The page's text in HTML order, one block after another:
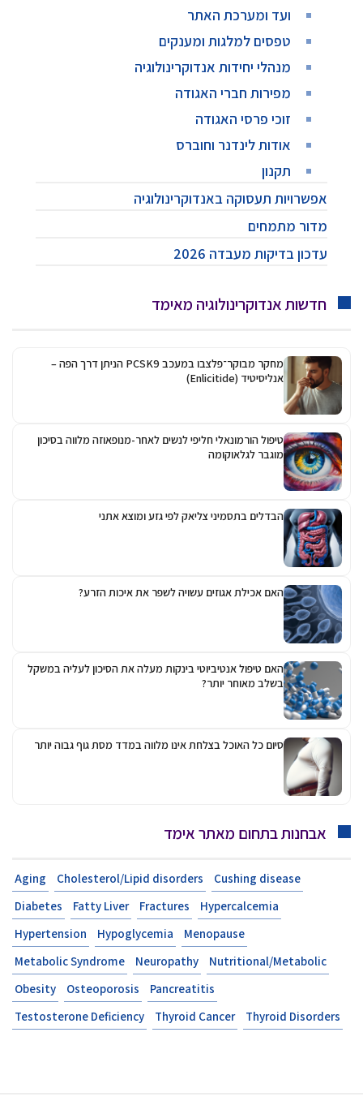
ועד ומערכת האתר
טפסים למלגות ומענקים
מנהלי יחידות אנדוקרינולוגיה
מפירות חברי האגודה
זוכי פרסי האגודה
אודות לינדנר וחוברס
תקנון
אפשרויות תעסוקה באנדוקרינולוגיה
מדור מתמחים
עדכון בדיקות מעבדה 2026
חדשות אנדוקרינולוגיה מאימד
מחקר מבוקר־פלצבו במעכב PCSK9 הניתן דרך הפה –
אנליסיטיד (Enlicitide)
טיפול הורמונאלי חליפי לנשים לאחר-מנופאוזה מלווה בסיכון
מוגבר לגלאוקומה
הבדלים בתסמיני צליאק לפי גזע ומוצא אתני
האם אכילת אגוזים עשויה לשפר את איכות הזרע?
האם טיפול אנטיביוטי בינקות מעלה את הסיכון לעליה במשקל
בשלב מאוחר יותר?
סיום כל האוכל בצלחת אינו מלווה במדד מסת גוף גבוה יותר
אבחנות בתחום מאתר אימד
Aging Cholesterol/Lipid disorders
Cushing disease
Diabetes
Fatty Liver Fractures
Hypercalcemia
Hypertension
Hypoglycemia
Menopause
Metabolic Syndrome
Neuropathy
Nutritional/Metabolic
Obesity
Osteoporosis
Pancreatitis
Testosterone Deficiency
Thyroid Cancer Thyroid Disorders